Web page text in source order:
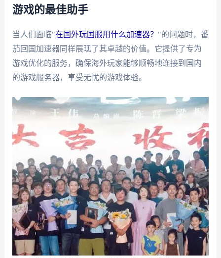
游戏的最佳助手
当人们面临"在国外玩国服用什么加速器？ "的问题时，番
茄回国加速器同样展现了其卓越的价值。它提供了专为
游戏优化的服务，确保海外玩家能够顺畅地连接到国内
的游戏服务器，享受无忧的游戏体验。